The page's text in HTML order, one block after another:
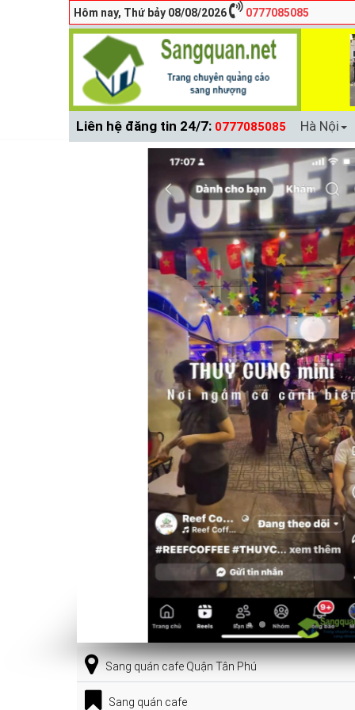
Hôm nay, Thứ bảy 08/08/2026 0777085085
Liên hệ đăng tin 24/7: 0777085085 Hà Nội
Sang quán cafe Quận Tân Phú
Sang quán cafe